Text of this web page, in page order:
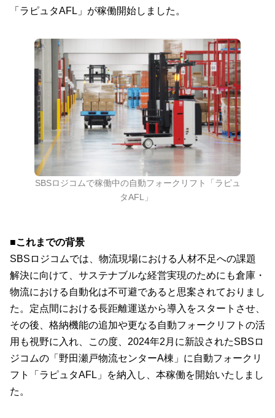
「ラピュタAFL」が稼働開始しました。
SBSロジコムで稼働中の自動フォークリフト「ラピュ
タAFL」
■これまでの背景
SBSロジコムでは、物流現場における人材不足への課題
解決に向けて、サステナブルな経営実現のためにも倉庫・
物流における自動化は不可避であると思案されておりまし
た。定点間における長距離運送から導入をスタートさせ、
その後、格納機能の追加や更なる自動フォークリフトの活
用も視野に入れ、この度、2024年2月に新設されたSBSロ
ジコムの「野田瀬戸物流センターA棟」に自動フォークリ
フト「ラピュタAFL」を納入し、本稼働を開始いたしまし
た。